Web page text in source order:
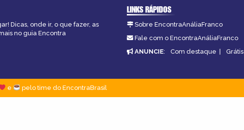
Dicas, onde ir, o que fazer, as
no guia Encontra
LINKS RÁPIDOS
Sobre EncontraAnáliaFranco
Fale com o EncontraAnáliaFranco
ANUNCIE: Com destaque | Grátis
e pelo time do EncontraBrasil